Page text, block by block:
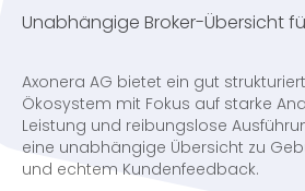
Unabhängige Broker-Übersicht
Axonera AG bietet ein gut
Ökosystem mit Fokus auf starke
Leistung und reibungslose
eine unabhängige Übersicht zu
und echtem Kundenfeedback.